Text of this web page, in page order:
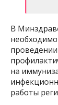
В
на
работы